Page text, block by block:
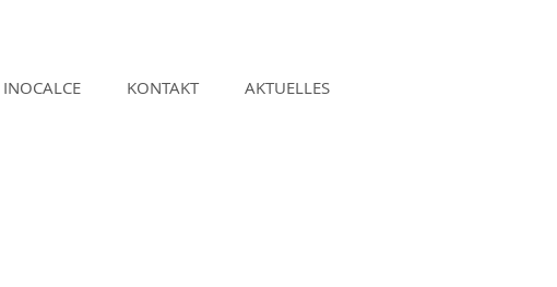
INOCALCE KONTAKT AKTUELLES